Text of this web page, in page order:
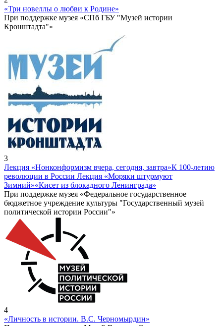
«Три новеллы о любви к Родине»
При поддержке музея «СПб ГБУ "Музей истории
Кронштадта"»
3
Лекция «Нонконформизм вчера, сегодня, завтра»К 100-летию
революции в России Лекция «Моряки штурмуют
Зимний»«Кисет из блокадного Ленинграда»
При поддержке музея «Федеральное государственное
бюджетное учреждение культуры "Государственный музей
политической истории России"»
4
«Личность в истории. В.С. Черномырдин»